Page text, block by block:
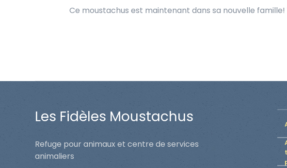
Ce moustachus est maintenant dans sa nouvelle famille!
Les Fidèles Moustachus
Refuge pour animaux et centre de services
animaliers